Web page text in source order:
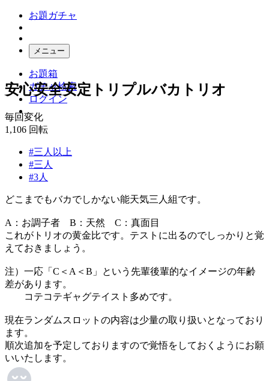
お題ガチャ
メニュー
お題箱
ガチャ検索
ログイン
安心安全安定トリプルバカトリオ
毎回変化
1,106 回転
#三人以上
#三人
#3人
どこまでもバカでしかない能天気三人組です。
A：お調子者 B：天然 C：真面目
これがトリオの黄金比です。テストに出るのでしっかりと覚
えておきましょう。
注）一応「C＜A＜B」という先輩後輩的なイメージの年齢
差があります。
コテコテギャグテイスト多めです。
現在ランダムスロットの内容は少量の取り扱いとなっており
ます。
順次追加を予定しておりますので覚悟をしておくようにお願
いいたします。